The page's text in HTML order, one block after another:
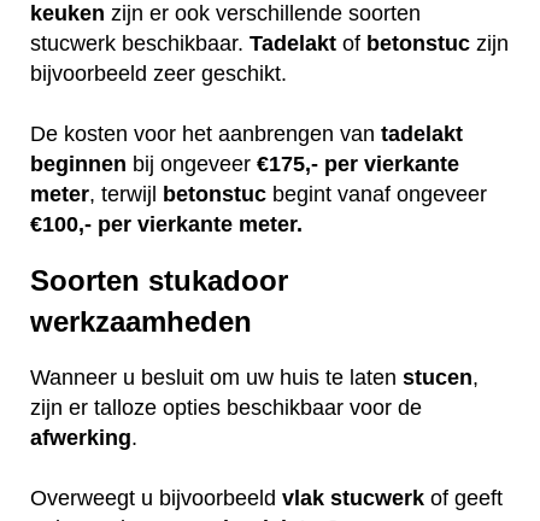
keuken zijn er ook verschillende soorten
stucwerk beschikbaar. Tadelakt of betonstuc zijn
bijvoorbeeld zeer geschikt.
De kosten voor het aanbrengen van tadelakt
beginnen bij ongeveer €175,- per vierkante
meter, terwijl betonstuc begint vanaf ongeveer
€100,- per vierkante meter.
Soorten stukadoor
werkzaamheden
Wanneer u besluit om uw huis te laten stucen,
zijn er talloze opties beschikbaar voor de
afwerking.
Overweegt u bijvoorbeeld vlak stucwerk of geeft